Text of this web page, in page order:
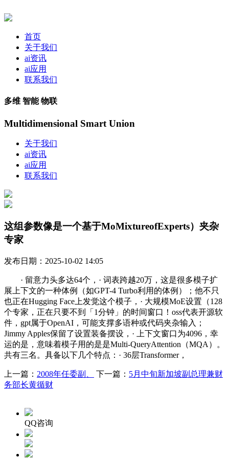
首页
关于我们
ai资讯
ai应用
联系我们
多维 智能 物联
Multidimensional Smart Union
关于我们
ai资讯
ai应用
联系我们
这组参数像是一个基于MoMixtureofExperts）夹杂
专家
发布日期：2025-10-02 14:05
· 留意力头多达64个，· 词表跨越20万，这是很多模子扩
展上下文的一种体例（如GPT-4 Turbo利用的体例）；他不只
也正在Hugging Face上发觉这个模子，· 大规模MoE设置（128
个专家，正在只要不到「1分钟」的时间窗口！oss代表开源软
件，gpt属于OpenAI，可能支撑多语种或代码夹杂输入；
Jimmy Apples保留了设置装备摆设，· 上下文窗口为4096，幸
运的是，意味着模子用的是是Multi-QueryAttention（MQA）。
共有三名。具备以下几个特点：· 36层Transformer，
上一篇： 2008年任委副、 下一篇： 5月中旬新加坡副总理兼财
务部长黄循财
QQ咨询